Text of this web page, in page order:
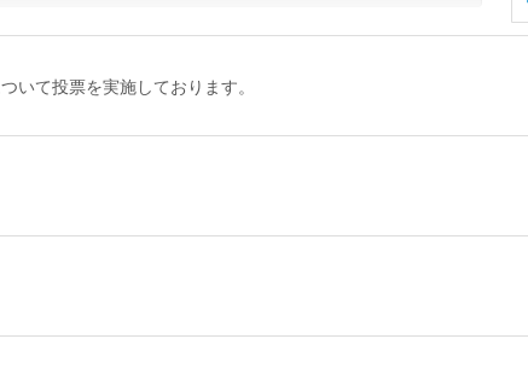
いて投票を実施しております。